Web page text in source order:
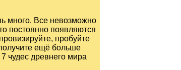
много. Все невозможно
постоянно появляются
пробуйте
ещё больше
7 чудес древнего мира